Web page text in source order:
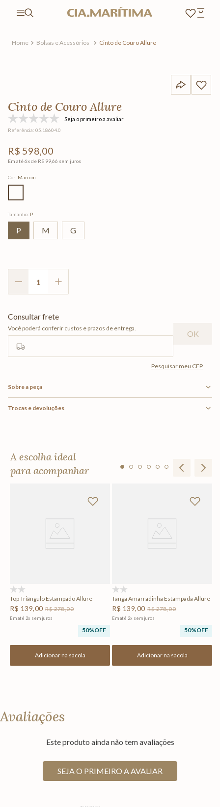
Bolsas e Acessórios Cinto de Couro Allure
Cinto de Couro Allure
Seja o primeiro a avaliar
Referência: 05.18604.0
R$ 598,00
Em até6x de R$ 9966 sem juros
Cor: Marrom
Tamanho: P
P M G
Sobre a peça
Trocas e devoluções
A escolha ideal
para acompanhar
Top Triângulo Estampado Allure
R$ 139,00 R$278,00
Em até 2x sem juros
50%OFF
Adicionar na sacola
Tanga Amarradinha Estampada Allure
R$ 139,00 R$278,00
Em até 2x sem juros
50%OFF
Adicionar na sacola
Avaliações
Este produto ainda não tem avaliações
SEJA O PRIMEIRO A AVALIAR